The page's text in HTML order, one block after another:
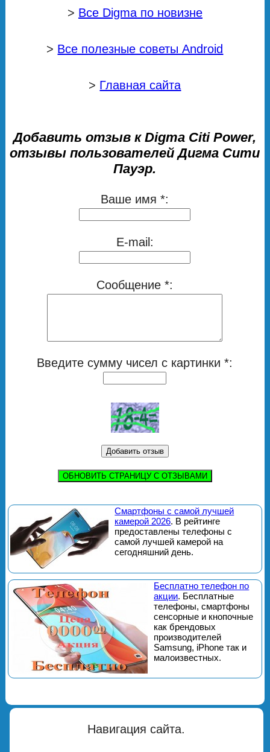
> Все Digma по новизне
> Все полезные советы Android
> Главная сайта
Добавить отзыв к Digma Citi Power,
отзывы пользователей Дигма Сити
Пауэр.
Ваше имя *:
E-mail:
Сообщение *:
Введите сумму чисел с картинки *:
ОБНОВИТЬ СТРАНИЦУ С ОТЗЫВАМИ
Смартфоны с самой лучшей
камерой 2026. В рейтинге
предоставлены телефоны с
самой лучшей камерой на
сегодняшний день.
Бесплатно телефон по
акции. Бесплатные
телефоны, смартфоны
сенсорные и кнопочные
как брендовых
производителей
Samsung, iPhone так и
малоизвестных.
Навигация сайта.